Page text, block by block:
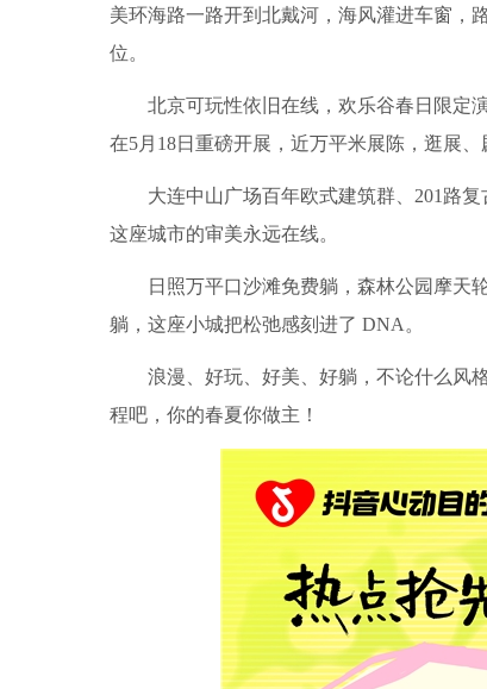
美环海路一路开到北戴河，海风灌进车窗，
位。
北京可玩性依旧在线，欢乐谷春日限定
在5月18日重磅开展，近万平米展陈，逛展
大连中山广场百年欧式建筑群、201路
这座城市的审美永远在线。
日照万平口沙滩免费躺，森林公园摩天
躺，这座小城把松弛感刻进了 DNA。
浪漫、好玩、好美、好躺，不论什么风
程吧，你的春夏你做主！